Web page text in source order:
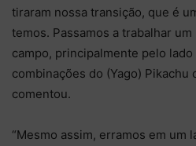
tiraram nossa transição, que é
temos. Passamos a trabalhar
campo, principalmente pelo
combinações do (Yago) Pikachu
comentou.
“Mesmo assim, erramos em um